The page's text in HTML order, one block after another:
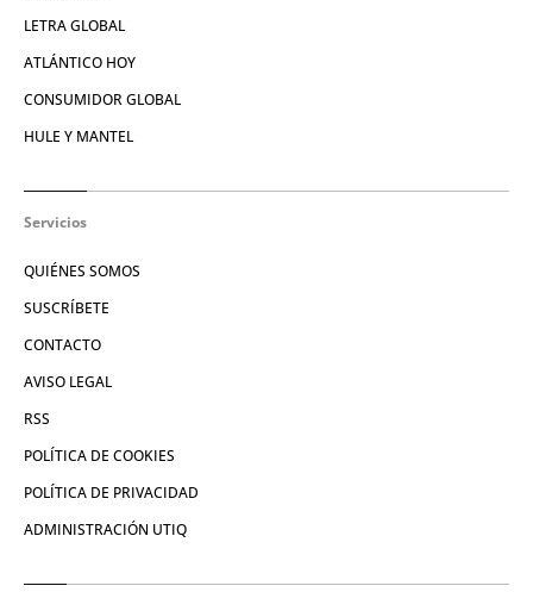
LETRA GLOBAL
ATLÁNTICO HOY
CONSUMIDOR GLOBAL
HULE Y MANTEL
Servicios
QUIÉNES SOMOS
SUSCRÍBETE
CONTACTO
AVISO LEGAL
RSS
POLÍTICA DE COOKIES
POLÍTICA DE PRIVACIDAD
ADMINISTRACIÓN UTIQ